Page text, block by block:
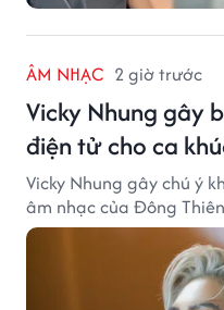
ÂM NHẠC 2 giờ trước
Vicky Nhung gây
điện tử cho ca
Vicky Nhung gây chú ý
âm nhạc của Đông